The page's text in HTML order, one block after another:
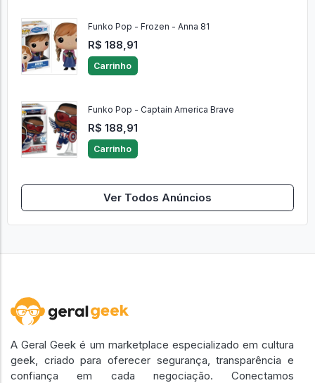
Funko Pop - Frozen - Anna 81
R$ 188,91
Carrinho
Funko Pop - Captain America Brave
R$ 188,91
Carrinho
Ver Todos Anúncios
A Geral Geek é um marketplace especializado em cultura
geek, criado para oferecer segurança, transparência e
confiança em cada negociação. Conectamos